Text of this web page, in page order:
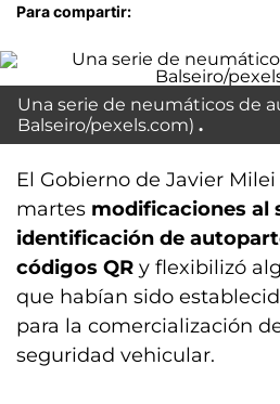
Para compartir:
Una serie de neumáticos de
Balseiro/pexels.com)
El Gobierno de Javier
martes modificaciones al
identificación de
códigos QR y flexibilizó
que habían sido
para la comercialización
seguridad vehicular.